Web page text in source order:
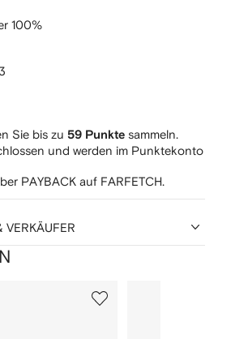
100%
Sie bis zu 59 Punkte sammeln.
und werden im Punktekonto
PAYBACK auf FARFETCH.
VERKÄUFER